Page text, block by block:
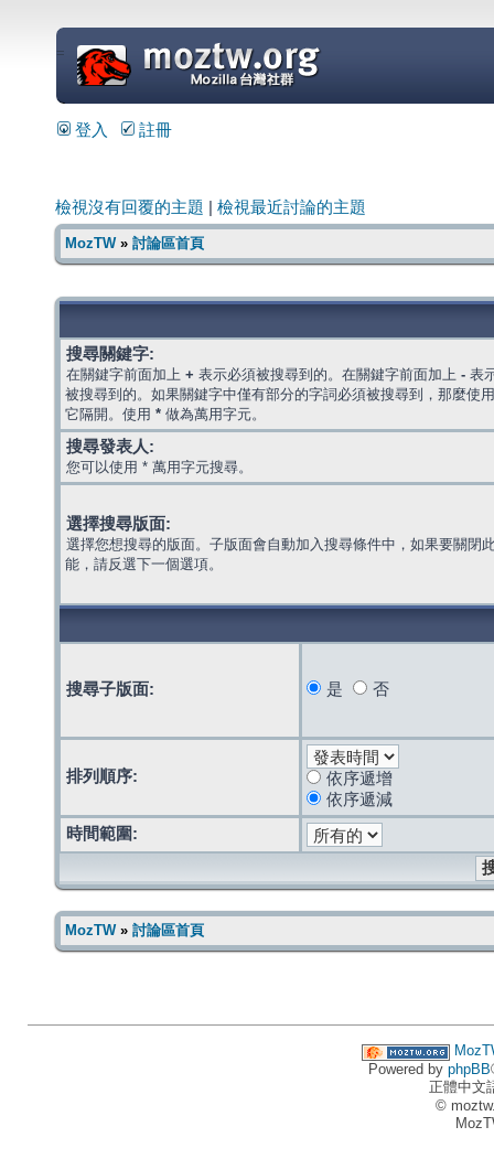
=
登入 註冊
檢視沒有回覆的主題 檢視最近討論的主題
MozTW» 討論區首頁
搜尋關鍵字:
在關鍵字前面加上 + 表示必須被搜尋到的。在關鍵字前面加上 - 表
被搜尋到的。如果關鍵字中僅有部分的字詞必須被搜尋到，那麼使
它隔開。使用 * 做為萬用字元。
搜尋發表人:
您可以使用 * 萬用字元搜尋。
選擇搜尋版面:
選擇您想搜尋的版面。子版面會自動加入搜尋條件中，如果要關閉
能，請反選下一個選項。
搜尋子版面: 是 否
排列順序:
依序遞增
依序遞減
時間範圍:
MozTW» 討論區首頁
Powered by phpBB
正體中文
©